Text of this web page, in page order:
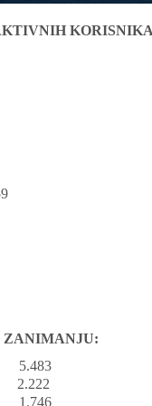
104.359
ZANIMANJU: